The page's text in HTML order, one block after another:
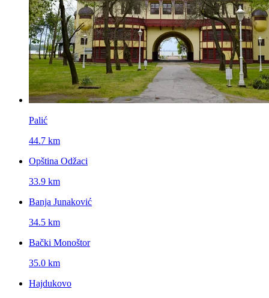
Palić
44.7 km
Opština Odžaci
33.9 km
Banja Junaković
34.5 km
Bački Monoštor
35.0 km
Hajdukovo